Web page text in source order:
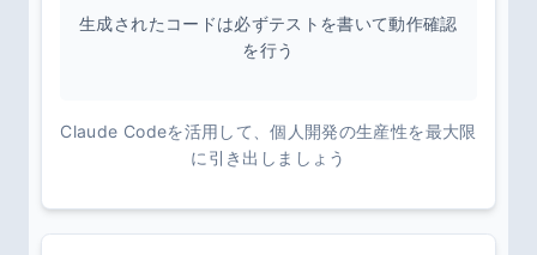
生成されたコードは必ずテストを書いて動作確認
を行う
Claude Codeを活用して、個人開発の生産性を最大限
に引き出しましょう